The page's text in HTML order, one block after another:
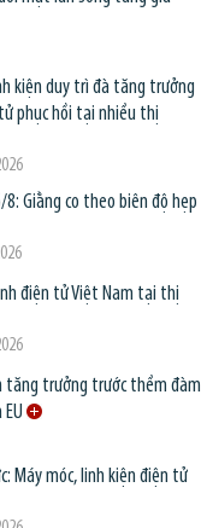
kiện duy trì đà tăng trưởng
phục hồi tại nhiều thị
Giằng co theo biên độ hẹp
điện tử Việt Nam tại thị
tăng trưởng trước thềm đàm
Máy móc, linh kiện điện tử